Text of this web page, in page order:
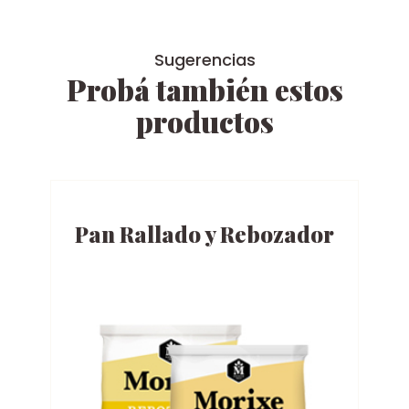
Sugerencias
Probá también estos
productos
Pan Rallado y Rebozador